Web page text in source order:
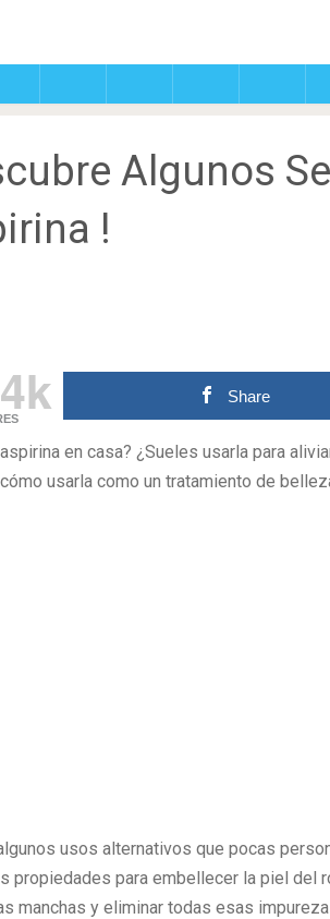
Algunos
!
Share
en casa? ¿Sueles usarla para
usarla como un tratamiento de
usos alternativos que pocas
propiedades para embellecer la piel del
manchas y eliminar todas esas